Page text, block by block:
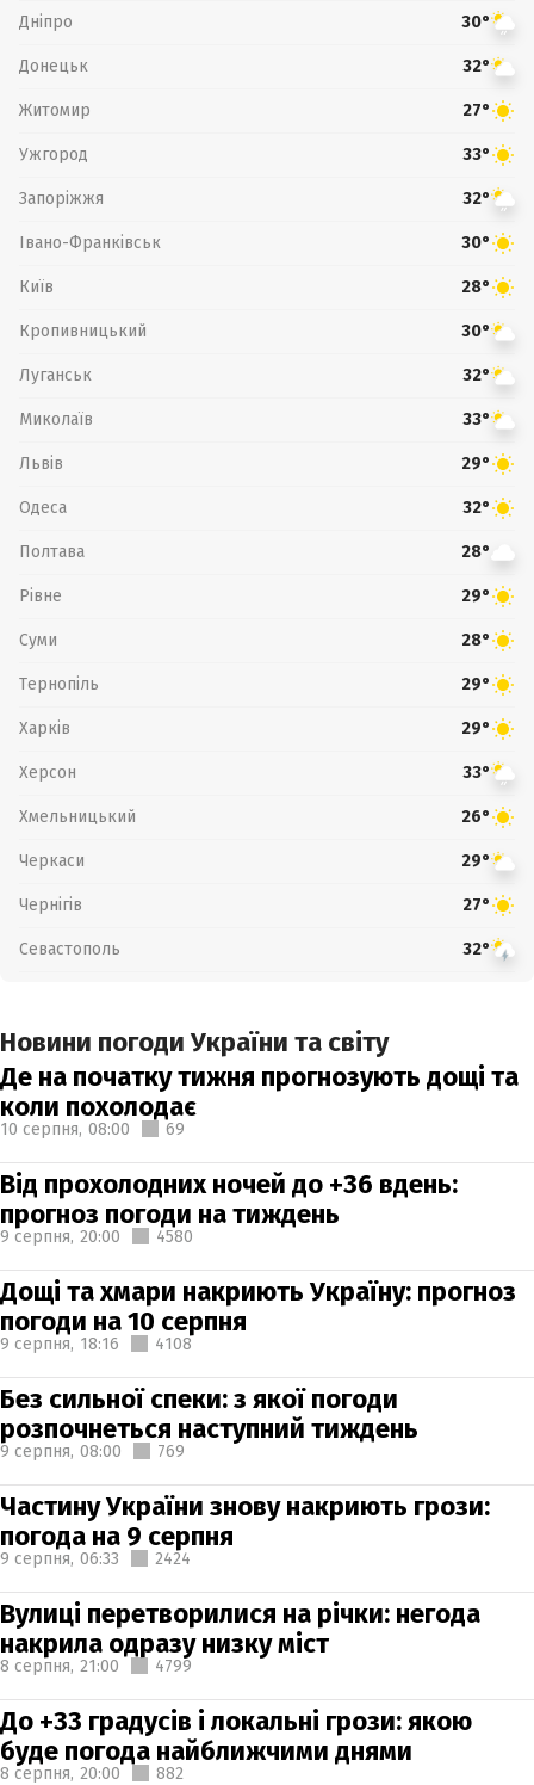
Дніпро 30°
Донецьк 32°
Житомир 27°
Ужгород 33°
Запоріжжя 32°
Івано-Франківськ 30°
Київ 28°
Кропивницький 30°
Луганськ 32°
Миколаїв 33°
Львів 29°
Одеса 32°
Полтава 28°
Рівне 29°
Суми 28°
Тернопіль 29°
Харків 29°
Херсон 33°
Хмельницький 26°
Черкаси 29°
Чернігів 27°
Севастополь 32°
Новини погоди України та світу
Де на початку тижня прогнозують дощі та
коли похолодає
10 серпня, 08:00 69
Від прохолодних ночей до +36 вдень:
прогноз погоди на тиждень
9 серпня, 20:00 4580
Дощі та хмари накриють Україну: прогноз
погоди на 10 серпня
9 серпня, 18:16 4108
Без сильної спеки: з якої погоди
розпочнеться наступний тиждень
9 серпня, 08:00 769
Частину України знову накриють грози:
погода на 9 серпня
9 серпня, 06:33 2424
Вулиці перетворилися на річки: негода
накрила одразу низку міст
8 серпня, 21:00 4799
До +33 градусів і локальні грози: якою
буде погода найближчими днями
8 серпня, 20:00 882